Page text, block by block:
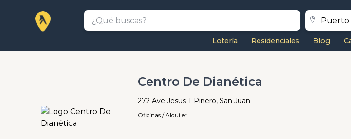
Lotería Residenciales Blog
Centro De Dianética
272 Ave Jesus T Pinero, San Juan
Oficinas / Alquiler